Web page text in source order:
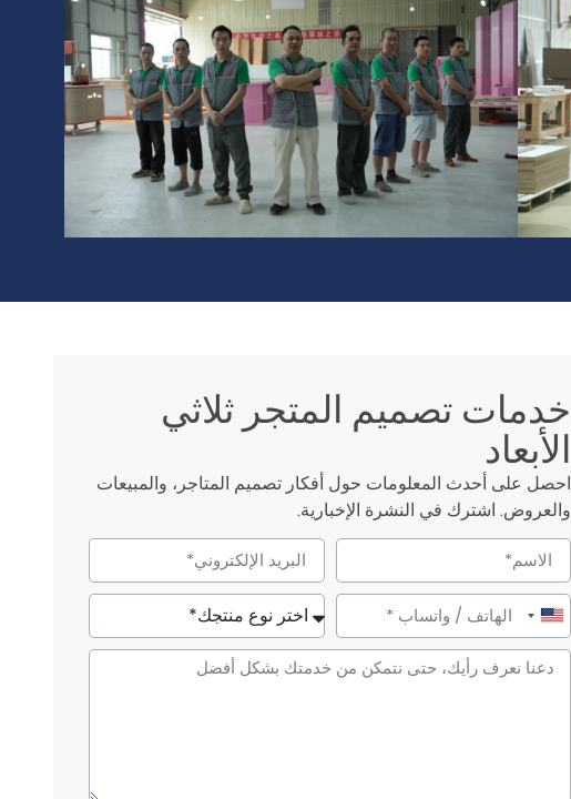
خدمات تصميم المتجر ثلاثي
الأبعاد
احصل على أحدث المعلومات حول أفكار تصميم المتاجر، والمبيعات
والعروض. اشترك في النشرة الإخبارية.
United
States
+1